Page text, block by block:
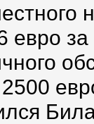
евро